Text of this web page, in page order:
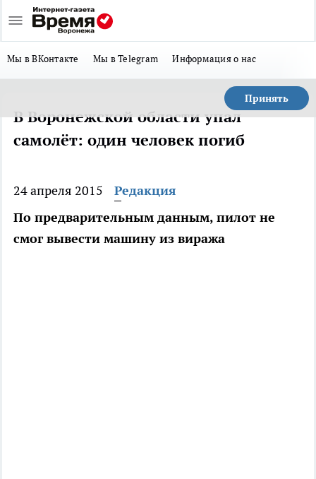
Мы в ВКонтакте Мы в Telegram Информация о нас
Принять
В Воронежской области упал
самолёт: один человек погиб
24 апреля 2015
Редакция
По предварительным данным, пилот не
смог вывести машину из виража